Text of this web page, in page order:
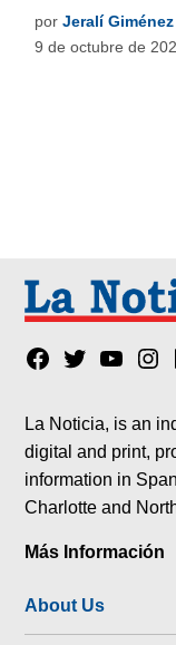
por Jeralí Giménez
9 de octubre de
Facebook
TwitterYouTube
La Noticia, is an
digital and print,
information in
Charlotte and
Más Información
About Us